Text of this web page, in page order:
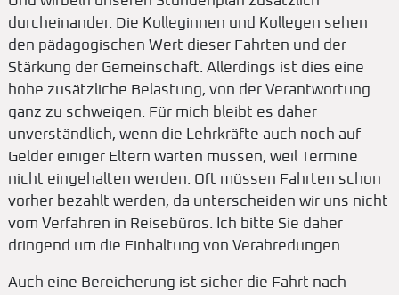
durcheinander. Die Kolleginnen und Kollegen sehen
den pädagogischen Wert dieser Fahrten und der
Stärkung der Gemeinschaft. Allerdings ist dies eine
hohe zusätzliche Belastung, von der Verantwortung
ganz zu schweigen. Für mich bleibt es daher
unverständlich, wenn die Lehrkräfte auch noch auf
Gelder einiger Eltern warten müssen, weil Termine
nicht eingehalten werden. Oft müssen Fahrten schon
vorher bezahlt werden, da unterscheiden wir uns nicht
vom Verfahren in Reisebüros. Ich bitte Sie daher
dringend um die Einhaltung von Verabredungen.
Auch eine Bereicherung ist sicher die Fahrt nach